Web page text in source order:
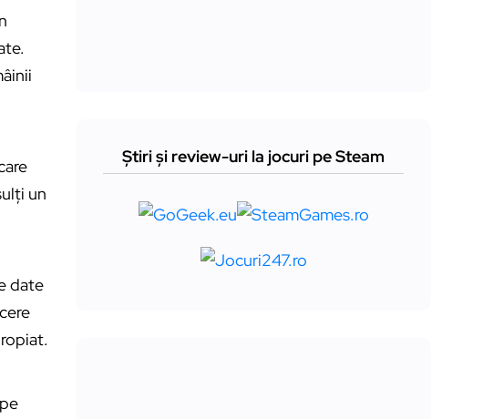
un
date
Știri și review-uri la jocuri pe Steam